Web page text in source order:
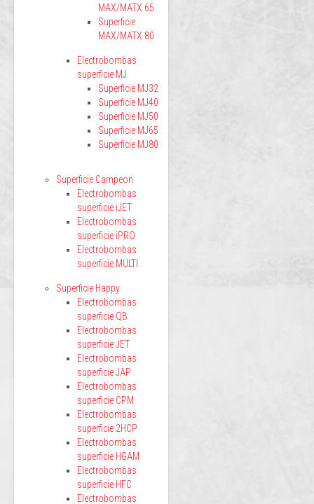
MAX/MATX 65
Superficie
MAX/MATX 80
Electrobombas
superficie MJ
Superficie MJ32
Superficie MJ40
Superficie MJ50
Superficie MJ65
Superficie MJ80
Superficie Campeon
Electrobombas
superficie iJET
Electrobombas
superficie iPRO
Electrobombas
superficie MULTI
Superficie Happy
Electrobombas
superficie QB
Electrobombas
superficie JET
Electrobombas
superficie JAP
Electrobombas
superficie CPM
Electrobombas
superficie 2HCP
Electrobombas
superficie HGAM
Electrobombas
superficie HFC
Electrobombas